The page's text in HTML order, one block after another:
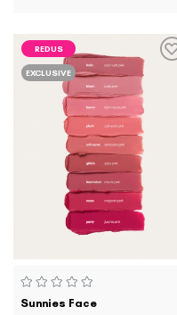
REDUS
EXCLUSIVE
Sunnies Face